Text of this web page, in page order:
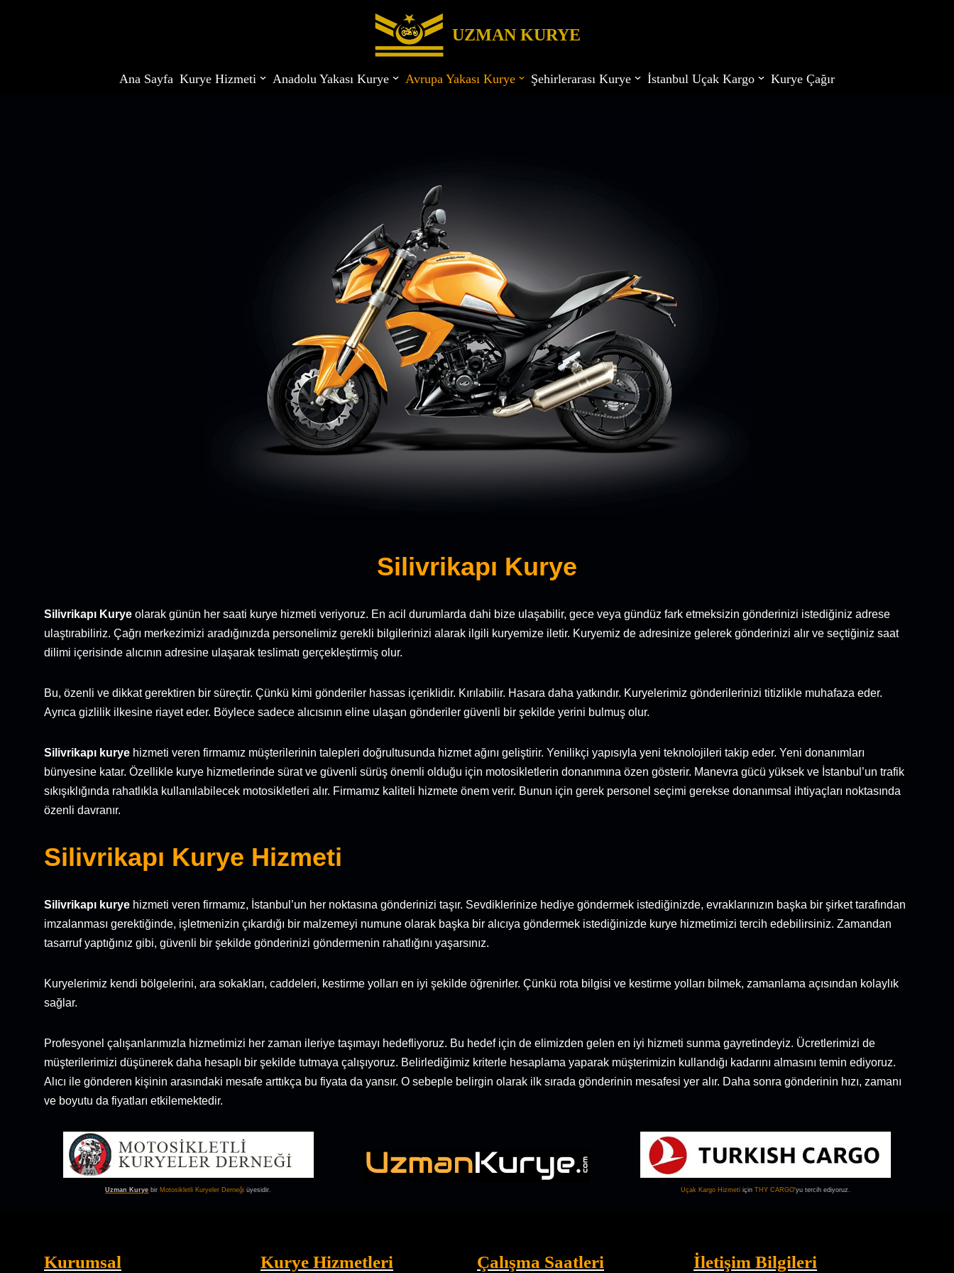
UZMAN KURYE
Ana Sayfa Kurye Hizmeti Anadolu Yakası Kurye Avrupa Yakası Kurye Şehirlerarası Kurye İstanbul Uçak Kargo Kurye Çağır
Silivrikapı Kurye
Silivrikapı Kurye olarak günün her saati kurye hizmeti veriyoruz. En acil durumlarda dahi bize ulaşabilir, gece veya gündüz fark etmeksizin gönderinizi istediğiniz adrese
ulaştırabiliriz. Çağrı merkezimizi aradığınızda personelimiz gerekli bilgilerinizi alarak ilgili kuryemize iletir. Kuryemiz de adresinize gelerek gönderinizi alır ve seçtiğiniz saat
dilimi içerisinde alıcının adresine ulaşarak teslimatı gerçekleştirmiş olur.
Bu, özenli ve dikkat gerektiren bir süreçtir. Çünkü kimi gönderiler hassas içeriklidir. Kırılabilir. Hasara daha yatkındır. Kuryelerimiz gönderilerinizi titizlikle muhafaza eder.
Ayrıca gizlilik ilkesine riayet eder. Böylece sadece alıcısının eline ulaşan gönderiler güvenli bir şekilde yerini bulmuş olur.
Silivrikapı kurye hizmeti veren firmamız müşterilerinin talepleri doğrultusunda hizmet ağını geliştirir. Yenilikçi yapısıyla yeni teknolojileri takip eder. Yeni donanımları
bünyesine katar. Özellikle kurye hizmetlerinde sürat ve güvenli sürüş önemli olduğu için motosikletlerin donanımına özen gösterir. Manevra gücü yüksek ve İstanbul’un trafik
sıkışıklığında rahatlıkla kullanılabilecek motosikletleri alır. Firmamız kaliteli hizmete önem verir. Bunun için gerek personel seçimi gerekse donanımsal ihtiyaçları noktasında
özenli davranır.
Silivrikapı Kurye Hizmeti
Silivrikapı kurye hizmeti veren firmamız, İstanbul’un her noktasına gönderinizi taşır. Sevdiklerinize hediye göndermek istediğinizde, evraklarınızın başka bir şirket tarafından
imzalanması gerektiğinde, işletmenizin çıkardığı bir malzemeyi numune olarak başka bir alıcıya göndermek istediğinizde kurye hizmetimizi tercih edebilirsiniz. Zamandan
tasarruf yaptığınız gibi, güvenli bir şekilde gönderinizi göndermenin rahatlığını yaşarsınız.
Kuryelerimiz kendi bölgelerini, ara sokakları, caddeleri, kestirme yolları en iyi şekilde öğrenirler. Çünkü rota bilgisi ve kestirme yolları bilmek, zamanlama açısından kolaylık
sağlar.
Profesyonel çalışanlarımızla hizmetimizi her zaman ileriye taşımayı hedefliyoruz. Bu hedef için de elimizden gelen en iyi hizmeti sunma gayretindeyiz. Ücretlerimizi de
müşterilerimizi düşünerek daha hesaplı bir şekilde tutmaya çalışıyoruz. Belirlediğimiz kriterle hesaplama yaparak müşterimizin kullandığı kadarını almasını temin ediyoruz.
Alıcı ile gönderen kişinin arasındaki mesafe arttıkça bu fiyata da yansır. O sebeple belirgin olarak ilk sırada gönderinin mesafesi yer alır. Daha sonra gönderinin hızı, zamanı
ve boyutu da fiyatları etkilemektedir.
Uzman Kurye bir Motosikletli Kuryeler Derneği üyesidir. Uçak Kargo Hizmeti içinTHY CARGO‘yu tercih ediyoruz.
Kurumsal Kurye Hizmetleri Çalışma Saatleri İletişim Bilgileri